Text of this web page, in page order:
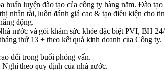
luyện đào tạo của công ty hàng năm. Đào
nhân tài, luôn đánh giá cao & tạo điều kiện cho
động.
nước và gói khám sức khỏe đặc biệt PVI, BH
thứ 13 + theo kết quả kinh doanh của Công ty.
đổi trong buổi phỏng vấn.
theo quy định của nhà nước.